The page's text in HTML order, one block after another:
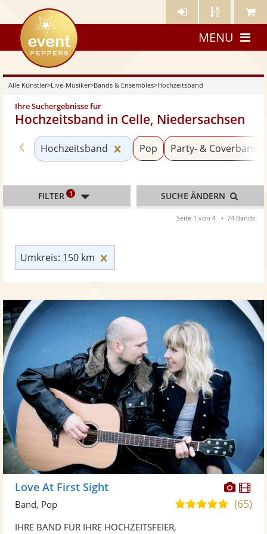
Künstler- Künstler Meine
eventpeppers
MENU
Alle Künstler>Live-Musiker>Bands & Ensembles>Hochzeitsband
Ihre Suchergebnisse für
Hochzeitsband in Celle, Niedersachsen
Zurück zu «Bands & Ensembles»
Hochzeitsband Kategorie «Hochzeitsband»
Pop Party- & Coverband
Umkreis: 150 km
FILTER 1 SUCHE ÄNDERN
Seite 1 von 4 74 Bands
Love At First Sight
5,0(65)
Band, Pop
IHRE BAND FÜR IHRE HOCHZEITSFEIER,